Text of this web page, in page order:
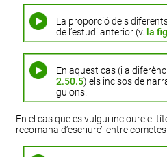
Margany exemplifica
el capítol 1).
La proporció dels
de l’estudi anterior (v. la
En aquest cas (i a
2.50.5) els incisos de
guions.
En el cas que es vulgui incloure el
recomana d’escriure’l entre